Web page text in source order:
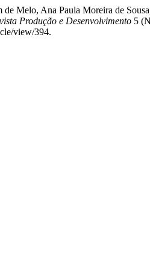
de Melo, Ana Paula Moreira de
Produção e Desenvolvimento 5
view/394.